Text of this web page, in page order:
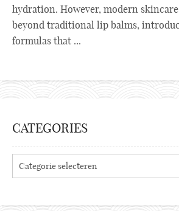
hydration. However, modern skincare
beyond traditional lip balms,
formulas that ...
CATEGORIES